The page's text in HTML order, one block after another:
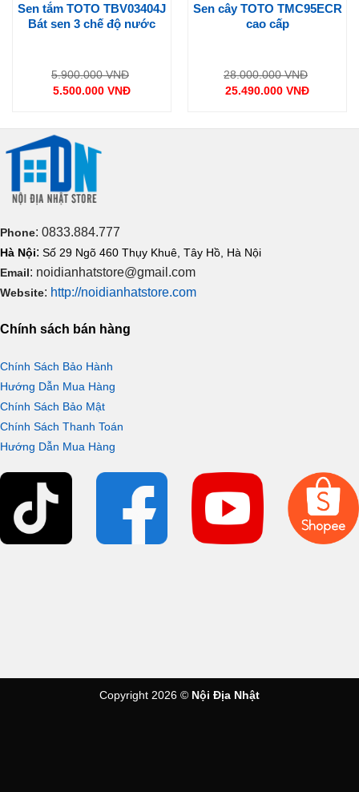
Vòi rửa nước ấm massage đa chức năng
ấm tuỳ chỉnh đa chế độ, giúp bạn có thể tuỳ chọn nhiệt độ nước
ấm rửa phù hợp, điểm rất đáng giá vào những ngày mưa rét.
cả nam và nữ. Các tia nước mạnh – nhẹ được điều chỉnh linh
hoạt, mang đến cảm giác sạch sẽ, êm ái và thoải mái tối đa cho
người sử dụng.
Sưởi ấm chỗ ngồi trên
Cảm biến hồng ngoại thông minh trênTOTOTCF8FKM02, tự
động kích hoạt chế độ sưởi ấm khi phát hiện người ngồi. Nhờ
đó, người dùng luôn cảm thấy ấm áp và dễ chịu trong mùa lạnh,
với nhiều mức điều chỉnh nhiệt độ phù hợp cho từng nhu cầu.
Sen tắm TOTO TBV03404J
Bát sen 3 chế độ nước
5.900.000VNĐ
5.500.000 VNĐ
là:
Sen cây TOTO TMC95ECR
cao cấp
28.000.000VNĐ
25.490.000 VNĐ
là:
Phone: 0833.884.777
Hà Nội: Số 29 Ngõ 460 Thụy Khuê, Tây Hồ, Hà Nội
Email: noidianhatstore@gmail.com
Website: http://noidianhatstore.com
Chính sách bán hàng
Chính Sách Bảo Hành
Hướng Dẫn Mua Hàng
Chính Sách Bảo Mật
Chính Sách Thanh Toán
Hướng Dẫn Mua Hàng
Copyright 2026 © Nội Địa Nhật